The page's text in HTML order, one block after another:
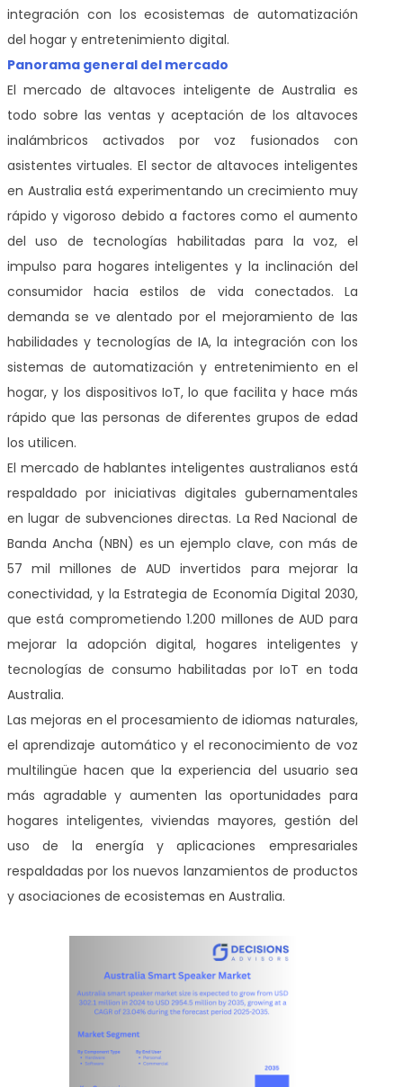
integración con los ecosistemas de automatización
del hogar y entretenimiento digital.
Panorama general del mercado
El mercado de altavoces inteligente de Australia es
todo sobre las ventas y aceptación de los altavoces
inalámbricos activados por voz fusionados con
asistentes virtuales. El sector de altavoces inteligentes
en Australia está experimentando un crecimiento muy
rápido y vigoroso debido a factores como el aumento
del uso de tecnologías habilitadas para la voz, el
impulso para hogares inteligentes y la inclinación del
consumidor hacia estilos de vida conectados. La
demanda se ve alentado por el mejoramiento de las
habilidades y tecnologías de IA, la integración con los
sistemas de automatización y entretenimiento en el
hogar, y los dispositivos IoT, lo que facilita y hace más
rápido que las personas de diferentes grupos de edad
los utilicen.
El mercado de hablantes inteligentes australianos está
respaldado por iniciativas digitales gubernamentales
en lugar de subvenciones directas. La Red Nacional de
Banda Ancha (NBN) es un ejemplo clave, con más de
57 mil millones de AUD invertidos para mejorar la
conectividad, y la Estrategia de Economía Digital 2030,
que está comprometiendo 1.200 millones de AUD para
mejorar la adopción digital, hogares inteligentes y
tecnologías de consumo habilitadas por IoT en toda
Australia.
Las mejoras en el procesamiento de idiomas naturales,
el aprendizaje automático y el reconocimiento de voz
multilingüe hacen que la experiencia del usuario sea
más agradable y aumenten las oportunidades para
hogares inteligentes, viviendas mayores, gestión del
uso de la energía y aplicaciones empresariales
respaldadas por los nuevos lanzamientos de productos
y asociaciones de ecosistemas en Australia.